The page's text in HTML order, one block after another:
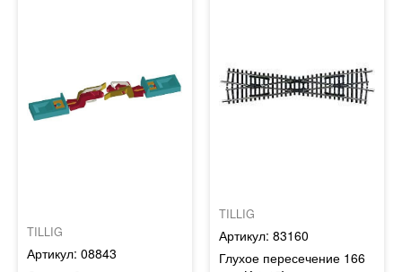
TILLIG
08843
TILLIG
83160
Глухое пересечение 166